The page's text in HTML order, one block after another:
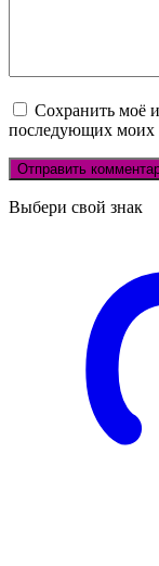
Сохранить моё
последующих моих
Выбери свой знак